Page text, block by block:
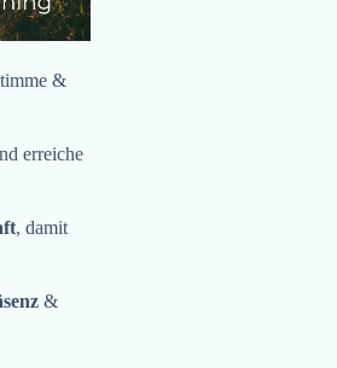
&
erreiche
, damit
&